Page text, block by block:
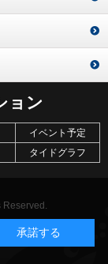
ョン
イベント予定
タイドグラフ
Reserved.
承諾する